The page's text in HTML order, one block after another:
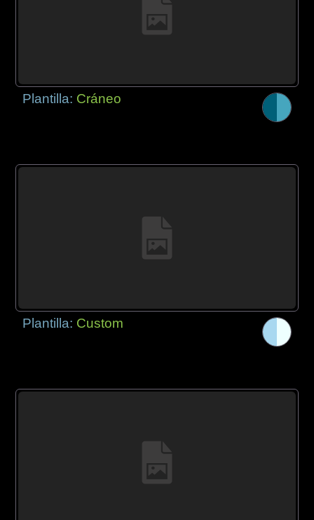
Plantilla: Cráneo
Plantilla: Custom